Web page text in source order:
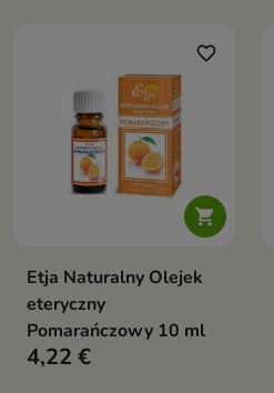

favorite_border
Etja Naturalny Olejek
eteryczny
Pomarańczowy 10 ml
4,22 €